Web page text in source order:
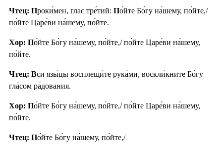
Чтец: Проки́мен, глас тре́тий: По́йте Бо́гу на́шему, по́йте,/
по́йте Царе́ви на́шему, по́йте.
Хор: По́йте Бо́гу на́шему, по́йте,/ по́йте Царе́ви на́шему,
по́йте.
Чтец: Вси язы́цы восплещи́те рука́ми, воскли́кните Бо́гу
гла́сом ра́дования.
Хор: По́йте Бо́гу на́шему, по́йте,/ по́йте Царе́ви на́шему,
по́йте.
Чтец: По́йте Бо́гу на́шему, по́йте,/